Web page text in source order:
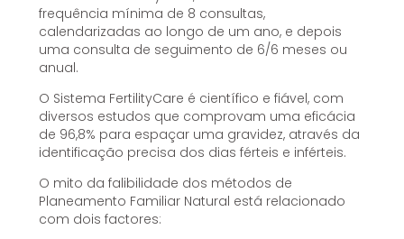
frequência mínima de 8 consultas,
calendarizadas ao longo de um ano, e depois
uma consulta de seguimento de 6/6 meses ou
anual.
O Sistema FertilityCare é científico e fiável, com
diversos estudos que comprovam uma eficácia
de 96,8% para espaçar uma gravidez, através da
identificação precisa dos dias férteis e inférteis.
O mito da falibilidade dos métodos de
Planeamento Familiar Natural está relacionado
com dois factores: